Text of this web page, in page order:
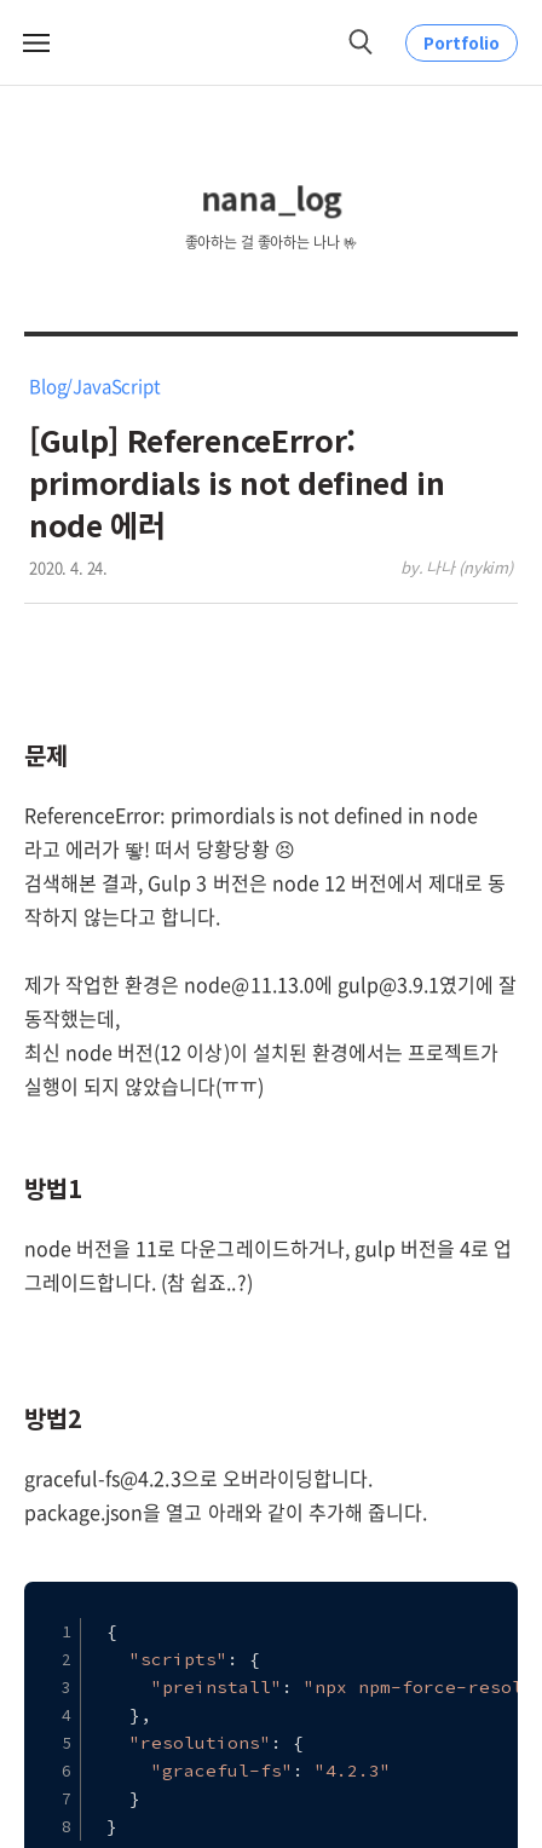
메
검
Portfolio
nana_log
좋아하는 걸 좋아하는 나나 🤟
Blog/JavaScript
[Gulp] ReferenceError:
primordials is not defined in
node 에러
2020. 4. 24. by. 나나 (nykim)
문제
ReferenceError: primordials is not defined in node
라고 에러가 뙇! 떠서 당황당황 😣
검색해본 결과, Gulp 3 버전은 node 12 버전에서 제대로 동
작하지 않는다고 합니다.
제가 작업한 환경은 node@11.13.0에 gulp@3.9.1였기에 잘
동작했는데,
최신 node 버전(12 이상)이 설치된 환경에서는 프로젝트가
실행이 되지 않았습니다(ㅠㅠ)
방법1
node 버전을 11로 다운그레이드하거나, gulp 버전을 4로 업
그레이드합니다. (참 쉽죠..?)
방법2
graceful-fs@4.2.3으로 오버라이딩합니다.
package.json을 열고 아래와 같이 추가해 줍니다.
{
"scripts" : {
"preinstall" : "npx npm-force-
  },
"resolutions" : {
"graceful-fs" : "4.2.3"
  }
}